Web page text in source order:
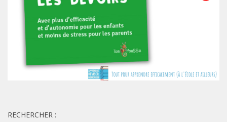
RECHERCHER :